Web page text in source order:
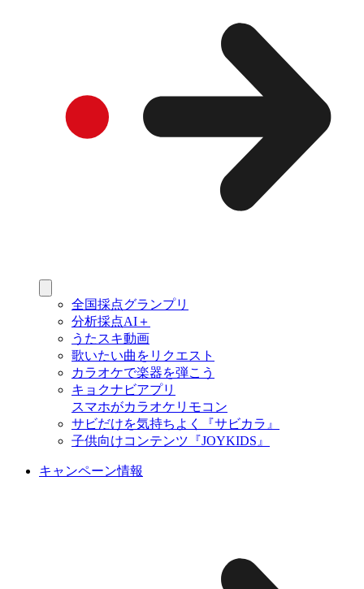
全国採点グランプリ
分析採点AI＋
うたスキ動画
歌いたい曲をリクエスト
カラオケで楽器を弾こう
キョクナビアプリ
スマホがカラオケリモコン
サビだけを気持ちよく『サビカラ』
子供向けコンテンツ『JOYKIDS』
キャンペーン情報